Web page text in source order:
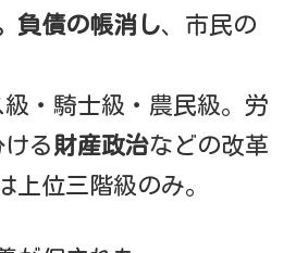
負債の帳消し、市民の
・騎士級・農民級。労
る 財産政治などの改革
上位三階級のみ。